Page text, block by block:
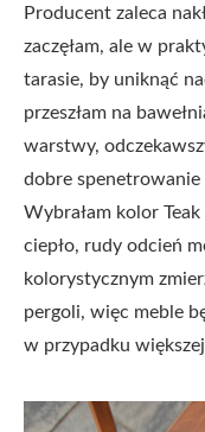
Producent zaleca
zaczęłam, ale w
tarasie, by uniknąć
przeszłam na
warstwy,
dobre
Wybrałam kolor
ciepło, rudy odcień
kolorystycznym
pergoli, więc meble
w przypadku